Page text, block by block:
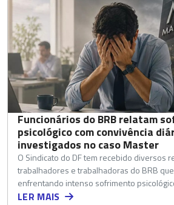
Funcionários do BRB relatam
psicológico com convivência
investigados no caso Master
O Sindicato do DF tem recebido diversos
trabalhadores e trabalhadoras do BRB
enfrentando intenso sofrimento
LER MAIS